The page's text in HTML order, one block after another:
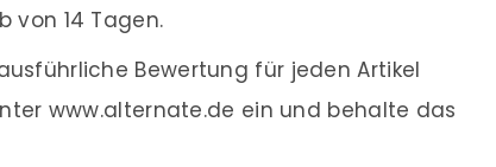
von 14 Tagen.
Bewertung für jeden Artikel
www.alternate.de ein und behalte das